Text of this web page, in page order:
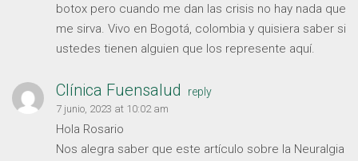
botox pero cuando me dan las crisis no hay nada que
me sirva. Vivo en Bogotá, colombia y quisiera saber si
ustedes tienen alguien que los represente aquí.
Clínica Fuensalud reply
7 junio, 2023 at 10:02 am
Hola Rosario
Nos alegra saber que este artículo sobre la Neuralgia